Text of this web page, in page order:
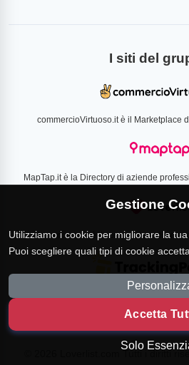
I siti del
commercioVirtuoso.it è il Marketplace
MapTap.it è la Directory di aziende
Loverlist.com è il comparatore di
Gestione
Utilizziamo i cookie per migliorare la
Puoi scegliere quali tipi di cookie
Accetta
Solo